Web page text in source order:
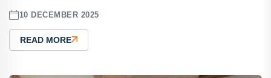
10 DECEMBER 2025
READ MORE